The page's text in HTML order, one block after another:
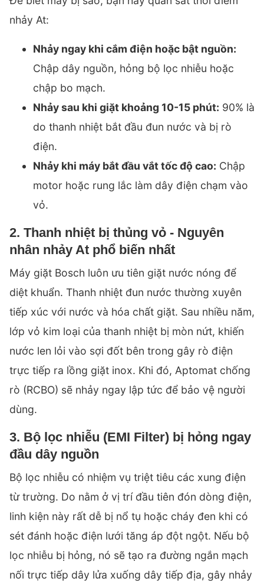
nhảy At:
Nhảy ngay khi cắm điện hoặc bật nguồn:
Chập dây nguồn, hỏng bộ lọc nhiễu hoặc
chập bo mạch.
Nhảy sau khi giặt khoảng 10-15 phút: 90% là
do thanh nhiệt bắt đầu đun nước và bị rò
điện.
Nhảy khi máy bắt đầu vắt tốc độ cao: Chập
motor hoặc rung lắc làm dây điện chạm vào
vỏ.
2. Thanh nhiệt bị thủng vỏ - Nguyên
nhân nhảy At phổ biến nhất
Máy giặt Bosch luôn ưu tiên giặt nước nóng để
diệt khuẩn. Thanh nhiệt đun nước thường xuyên
tiếp xúc với nước và hóa chất giặt. Sau nhiều năm,
lớp vỏ kim loại của thanh nhiệt bị mòn nứt, khiến
nước len lỏi vào sợi đốt bên trong gây rò điện
trực tiếp ra lồng giặt inox. Khi đó, Aptomat chống
rò (RCBO) sẽ nhảy ngay lập tức để bảo vệ người
dùng.
3. Bộ lọc nhiễu (EMI Filter) bị hỏng ngay
đầu dây nguồn
Bộ lọc nhiễu có nhiệm vụ triệt tiêu các xung điện
từ trường. Do nằm ở vị trí đầu tiên đón dòng điện,
linh kiện này rất dễ bị nổ tụ hoặc cháy đen khi có
sét đánh hoặc điện lưới tăng áp đột ngột. Nếu bộ
lọc nhiễu bị hỏng, nó sẽ tạo ra đường ngắn mạch
nối trực tiếp dây lửa xuống dây tiếp địa, gây nhảy